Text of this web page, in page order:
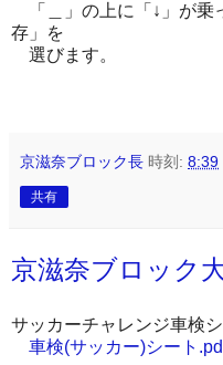
「＿」の上に「↓」が乗
存」を
選びます。
京滋奈ブロック長 時刻: 8:39
共有
京滋奈ブロック
サッカーチャレンジ車検シ
車検(サッカー)シート